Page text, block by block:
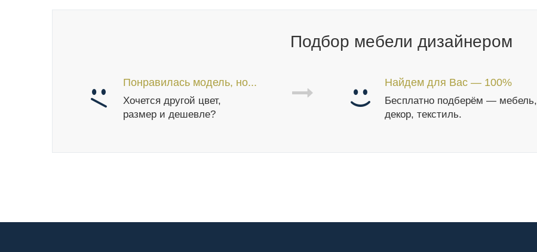
Подбор мебели дизайнером
Понравилась модель, но...
Хочется другой цвет,
размер и дешевле?
Найдем для Вас — 100%
Бесплатно подберём — мебель,
декор, текстиль.